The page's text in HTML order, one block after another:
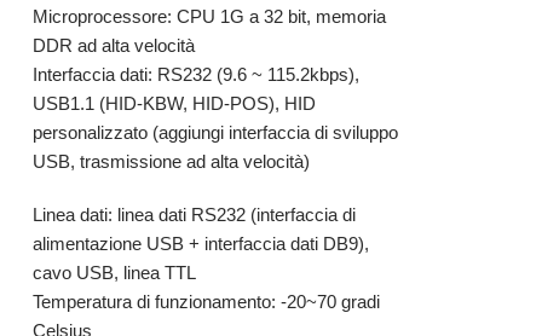
Microprocessore: CPU 1G a 32 bit, memoria
DDR ad alta velocità
Interfaccia dati: RS232 (9.6 ~ 115.2kbps),
USB1.1 (HID-KBW, HID-POS), HID
personalizzato (aggiungi interfaccia di sviluppo
USB, trasmissione ad alta velocità)
Linea dati: linea dati RS232 (interfaccia di
alimentazione USB + interfaccia dati DB9),
cavo USB, linea TTL
Temperatura di funzionamento: -20~70 gradi
Celsius